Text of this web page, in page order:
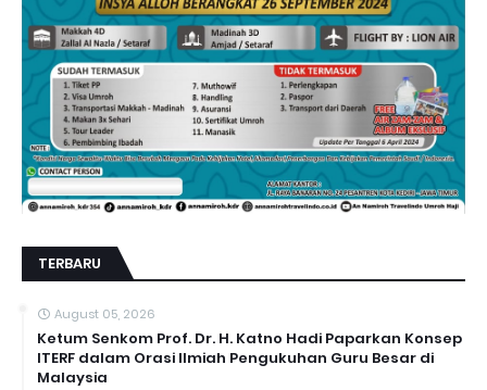
TERBARU
August 05, 2026
Ketum Senkom Prof. Dr. H. Katno Hadi Paparkan Konsep
ITERF dalam Orasi Ilmiah Pengukuhan Guru Besar di
Malaysia